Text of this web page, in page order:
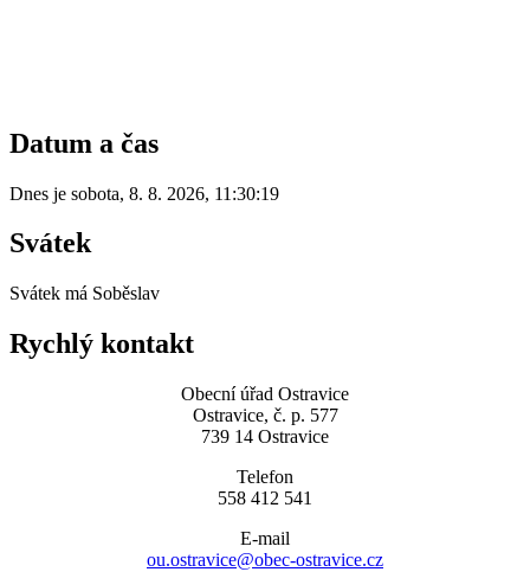
Datum a čas
Dnes je sobota, 8. 8. 2026, 11:30:19
Svátek
Svátek má Soběslav
Rychlý kontakt
Obecní úřad Ostravice
Ostravice, č. p. 577
739 14 Ostravice
Telefon
558 412 541
E-mail
ou.ostravice@obec-ostravice.cz